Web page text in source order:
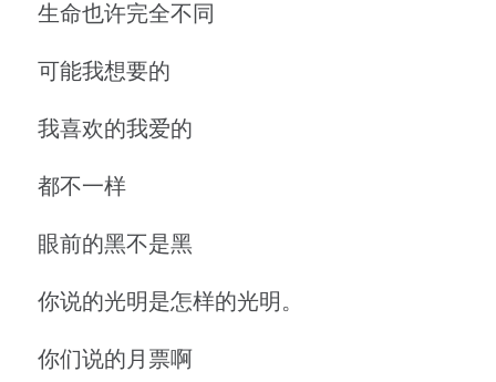
生命也许完全不同
可能我想要的
我喜欢的我爱的
都不一样
眼前的黑不是黑
你说的光明是怎样的光明。
你们说的月票啊